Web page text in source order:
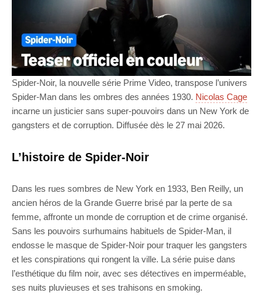
Spider-Noir, la nouvelle série Prime Video, transpose l’univers
Spider-Man dans les ombres des années 1930. Nicolas Cage
incarne un justicier sans super-pouvoirs dans un New York de
gangsters et de corruption. Diffusée dès le 27 mai 2026.
L’histoire de Spider-Noir
Dans les rues sombres de New York en 1933, Ben Reilly, un
ancien héros de la Grande Guerre brisé par la perte de sa
femme, affronte un monde de corruption et de crime organisé.
Sans les pouvoirs surhumains habituels de Spider-Man, il
endosse le masque de Spider-Noir pour traquer les gangsters
et les conspirations qui rongent la ville. La série puise dans
l’esthétique du film noir, avec ses détectives en imperméable,
ses nuits pluvieuses et ses trahisons en smoking.